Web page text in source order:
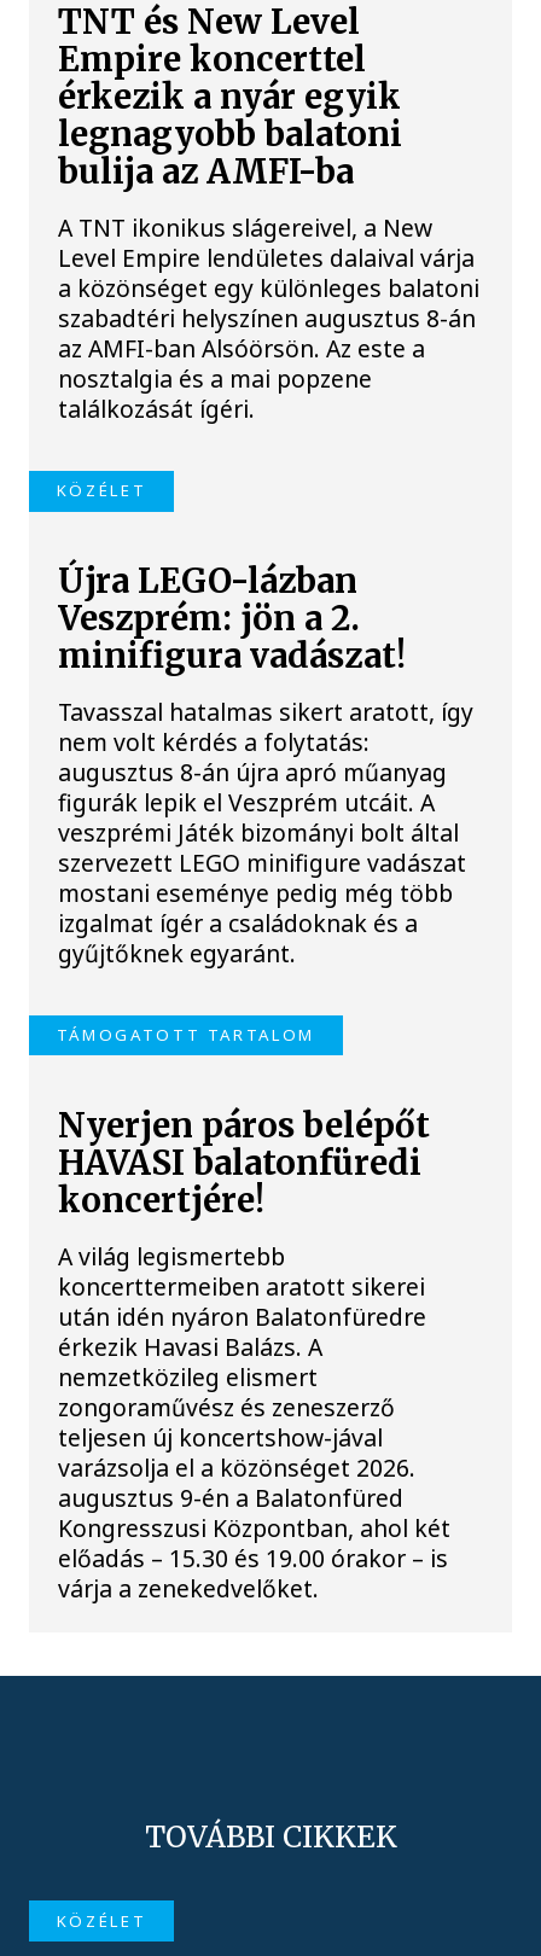
TNT és New Level
Empire koncerttel
érkezik a nyár egyik
legnagyobb balatoni
bulija az AMFI-ba
A TNT ikonikus slágereivel, a New
Level Empire lendületes dalaival várja
a közönséget egy különleges balatoni
szabadtéri helyszínen augusztus 8-án
az AMFI-ban Alsóörsön. Az este a
nosztalgia és a mai popzene
találkozását ígéri.
KÖZÉLET
Újra LEGO-lázban
Veszprém: jön a 2.
minifigura vadászat!
Tavasszal hatalmas sikert aratott, így
nem volt kérdés a folytatás:
augusztus 8-án újra apró műanyag
figurák lepik el Veszprém utcáit. A
veszprémi Játék bizományi bolt által
szervezett LEGO minifigure vadászat
mostani eseménye pedig még több
izgalmat ígér a családoknak és a
gyűjtőknek egyaránt.
TÁMOGATOTT TARTALOM
Nyerjen páros belépőt
HAVASI balatonfüredi
koncertjére!
A világ legismertebb
koncerttermeiben aratott sikerei
után idén nyáron Balatonfüredre
érkezik Havasi Balázs. A
nemzetközileg elismert
zongoraművész és zeneszerző
teljesen új koncertshow-jával
varázsolja el a közönséget 2026.
augusztus 9-én a Balatonfüred
Kongresszusi Központban, ahol két
előadás – 15.30 és 19.00 órakor – is
várja a zenekedvelőket.
TOVÁBBI CIKKEK
KÖZÉLET